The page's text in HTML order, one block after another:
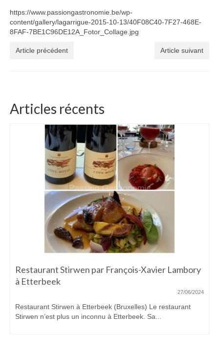
https://www.passiongastronomie.be/wp-
content/gallery/lagarrigue-2015-10-13/40F08C40-7F27-468E-
8FAF-7BE1C96DE12A_Fotor_Collage.jpg
Article précédent Article suivant
Articles récents
Bozar restaurant par le chef Karen Torosyan
Je connais le chef depuis 2012, date de mon premier repas
chez lui. A...